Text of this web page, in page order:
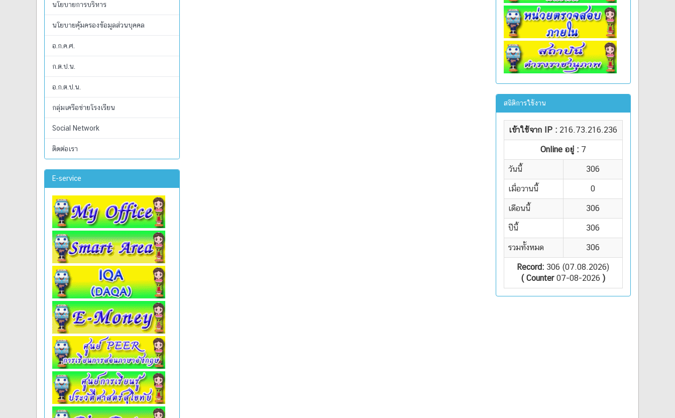
นโยบายการบริหาร
นโยบายคุ้มครองข้อมูลส่วนบุคคล
อ.ก.ค.ศ.
ก.ต.ป.น.
อ.ก.ต.ป.น.
กลุ่มเครือข่ายโรงเรียน
Social Network
ติดต่อเรา
E-service
สถิติการใช้งาน
เข้าใช้จาก IP : 216.73.216.236
Online อยู่ : 7
วันนี้ 306
เมื่อวานนี้ 0
เดือนนี้ 306
ปีนี้ 306
รวมทั้งหมด 306
Record: 306 (07.08.2026)
( Counter07-08-2026 )